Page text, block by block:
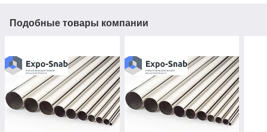
Подобные товары компании